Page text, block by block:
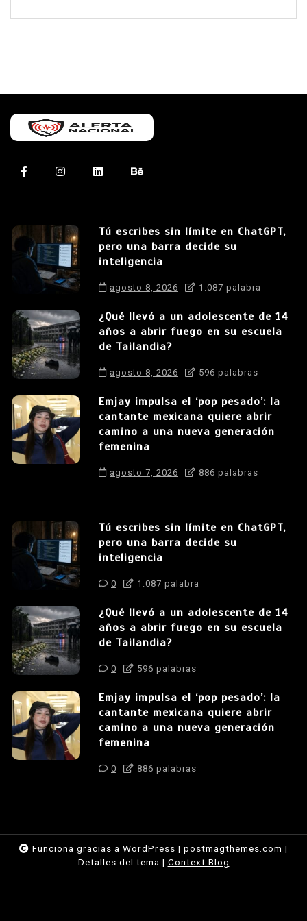
Tú escribes sin límite en ChatGPT,
pero una barra decide su
inteligencia
agosto 8, 2026 1.087 palabra
¿Qué llevó a un adolescente de 14
años a abrir fuego en su escuela
de Tailandia?
agosto 8, 2026 596 palabras
Emjay impulsa el ‘pop pesado’: la
cantante mexicana quiere abrir
camino a una nueva generación
femenina
agosto 7, 2026 886 palabras
Tú escribes sin límite en ChatGPT,
pero una barra decide su
inteligencia
0 1.087 palabra
¿Qué llevó a un adolescente de 14
años a abrir fuego en su escuela
de Tailandia?
0 596 palabras
Emjay impulsa el ‘pop pesado’: la
cantante mexicana quiere abrir
camino a una nueva generación
femenina
0 886 palabras
Funciona gracias a WordPress | postmagthemes.com |
Detalles del tema | Context Blog